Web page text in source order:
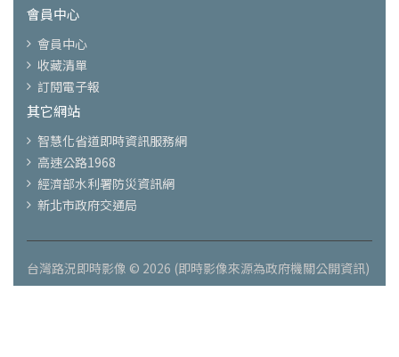
會員中心
會員中心
收藏清單
訂閱電子報
其它網站
智慧化省道即時資訊服務網
高速公路1968
經濟部水利署防災資訊網
新北市政府交通局
台灣路況即時影像 © 2026 (即時影像來源為政府機關公開資訊)